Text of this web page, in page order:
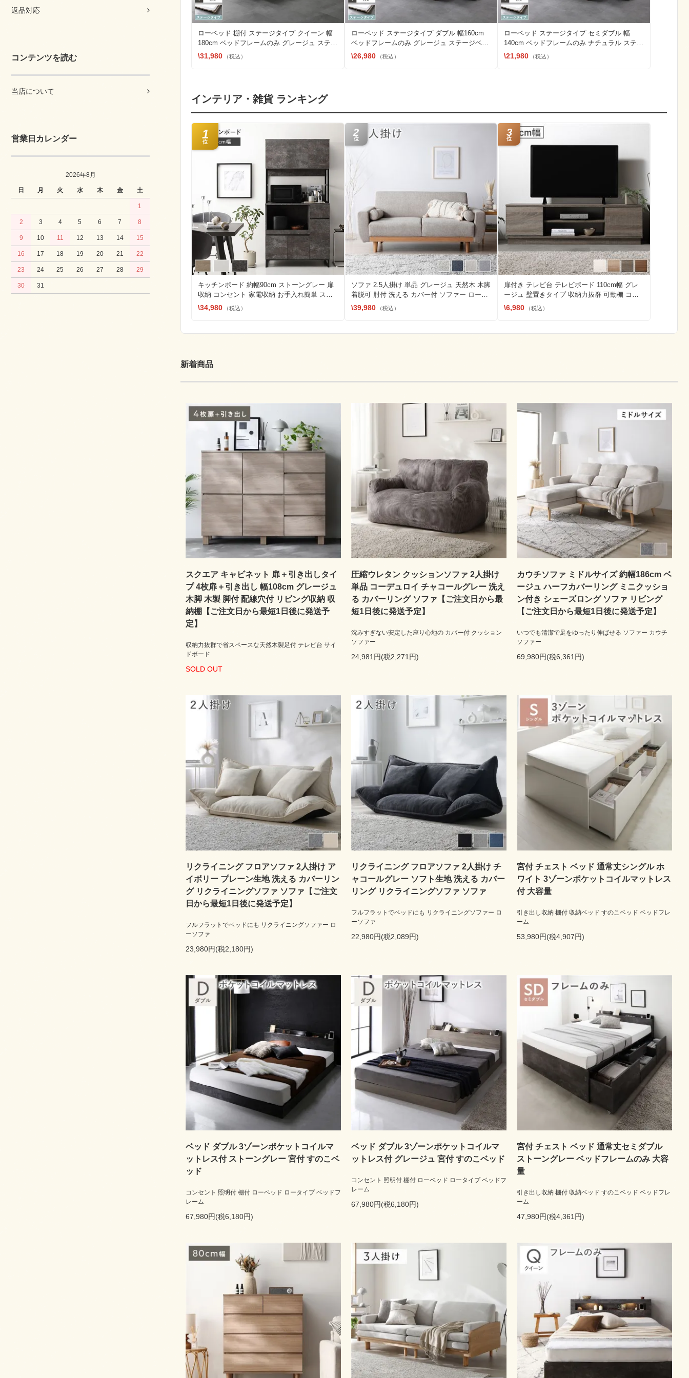
返品対応
コンテンツを読む
当店について
営業日カレンダー
2026年8月
日 月 火 水 木 金 土
1
2 3 4 5 6 7 8
9 10 11 12 13 14 15
16 17 18 19 20 21 22
23 24 25 26 27 28 29
30 31
ローベッド 棚付 ステージタイプ クイーン 幅
180cm ベッドフレームのみ グレージュ ステー
ジベッド
\31,980 （税込）
ローベッド ステージタイプ ダブル 幅160cm
ベッドフレームのみ グレージュ ステージベッ
ド
\26,980 （税込）
ローベッド ステージタイプ セミダブル 幅
140cm ベッドフレームのみ ナチュラル ステー
ジベッド
\21,980 （税込）
インテリア・雑貨 ランキング
1
位
キッチンボード 約幅90cm ストーングレー 扉
収納 コンセント 家電収納 お手入れ簡単 スラ
イド棚 引き出し キッチン収納 組立品
\34,980 （税込）
2
位
ソファ 2.5人掛け 単品 グレージュ 天然木 木脚
着脱可 肘付 洗える カバー付 ソファー ローソ
ファ
\39,980 （税込）
3
位
扉付き テレビ台 テレビボード 110cm幅 グレ
ージュ 壁置きタイプ 収納力抜群 可動棚 コー
ド穴付 ローボード リビング 組立品
\6,980 （税込）
新着商品
スクエア キャビネット 扉＋引き出しタイ
プ 4枚扉＋引き出し 幅108cm グレージュ
木脚 木製 脚付 配線穴付 リビング収納 収
納棚【ご注文日から最短1日後に発送予
定】
収納力抜群で省スペースな天然木製足付 テレビ台 サイ
ドボード
SOLD OUT
圧縮ウレタン クッションソファ 2人掛け
単品 コーデュロイ チャコールグレー 洗え
る カバーリング ソファ【ご注文日から最
短1日後に発送予定】
沈みすぎない安定した座り心地の カバー付 クッション
ソファー
24,981円(税2,271円)
カウチソファ ミドルサイズ 約幅186cm ベ
ージュ ハーフカバーリング ミニクッショ
ン付き シェーズロング ソファ リビング
【ご注文日から最短1日後に発送予定】
いつでも清潔で足をゆったり伸ばせる ソファー カウチ
ソファー
69,980円(税6,361円)
リクライニング フロアソファ 2人掛け ア
イボリー プレーン生地 洗える カバーリン
グ リクライニングソファ ソファ【ご注文
日から最短1日後に発送予定】
フルフラットでベッドにも リクライニングソファー ロ
ーソファ
23,980円(税2,180円)
リクライニング フロアソファ 2人掛け チ
ャコールグレー ソフト生地 洗える カバー
リング リクライニングソファ ソファ
フルフラットでベッドにも リクライニングソファー ロ
ーソファ
22,980円(税2,089円)
宮付 チェスト ベッド 通常丈シングル ホ
ワイト 3ゾーンポケットコイルマットレス
付 大容量
引き出し収納 棚付 収納ベッド すのこベッド ベッドフレ
ーム
53,980円(税4,907円)
ベッド ダブル 3ゾーンポケットコイルマ
ットレス付 ストーングレー 宮付 すのこベ
ッド
コンセント 照明付 棚付 ローベッド ロータイプ ベッドフ
レーム
67,980円(税6,180円)
ベッド ダブル 3ゾーンポケットコイルマ
ットレス付 グレージュ 宮付 すのこベッド
コンセント 照明付 棚付 ローベッド ロータイプ ベッドフ
レーム
67,980円(税6,180円)
宮付 チェスト ベッド 通常丈セミダブル
ストーングレー ベッドフレームのみ 大容
量
引き出し収納 棚付 収納ベッド すのこベッド ベッドフレ
ーム
47,980円(税4,361円)